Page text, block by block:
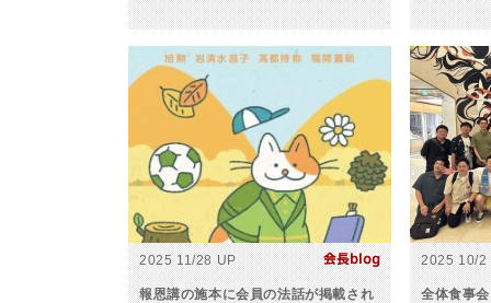
2025 11/28 UP
報恩講の施本に会員の法話が掲載され
2025 10/2
全体食事